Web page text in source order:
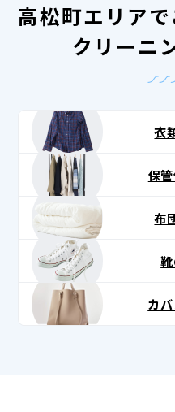
高松町エリア
クリーニ
衣
保
布
カ